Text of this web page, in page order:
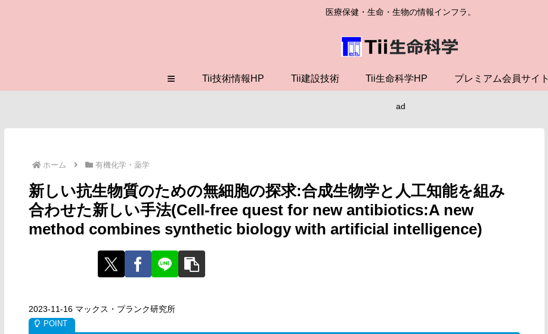
医療保健・生命・生物の情報インフラ。
≡ Tii技術情報HP Tii建設技術 Tii生命科学HP プレミアム会員サイト
ad
ホーム 有機化学・薬学
新しい抗生物質のための無細胞の探求:合成生物学と人工知能を組み
合わせた新しい手法(Cell-free quest for new antibiotics:A new
method combines synthetic biology with artificial intelligence)
2023-11-16 マックス・プランク研究所